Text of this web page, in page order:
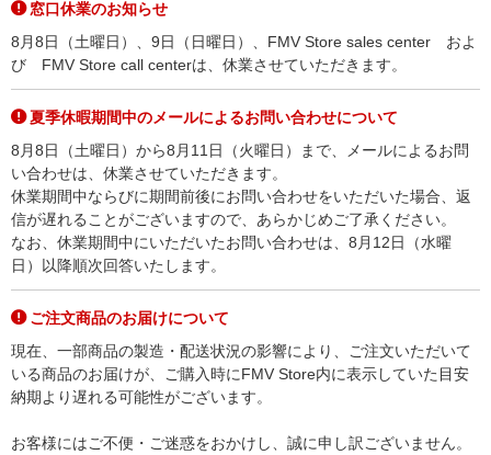
窓口休業のお知らせ
8月8日（土曜日）、9日（日曜日）、FMV Store sales center およ
び FMV Store call centerは、休業させていただきます。
夏季休暇期間中のメールによるお問い合わせについて
8月8日（土曜日）から8月11日（火曜日）まで、メールによるお問
い合わせは、休業させていただきます。
休業期間中ならびに期間前後にお問い合わせをいただいた場合、返
信が遅れることがございますので、あらかじめご了承ください。
なお、休業期間中にいただいたお問い合わせは、8月12日（水曜
日）以降順次回答いたします。
ご注文商品のお届けについて
現在、一部商品の製造・配送状況の影響により、ご注文いただいて
いる商品のお届けが、ご購入時にFMV Store内に表示していた目安
納期より遅れる可能性がございます。
お客様にはご不便・ご迷惑をおかけし、誠に申し訳ございません。